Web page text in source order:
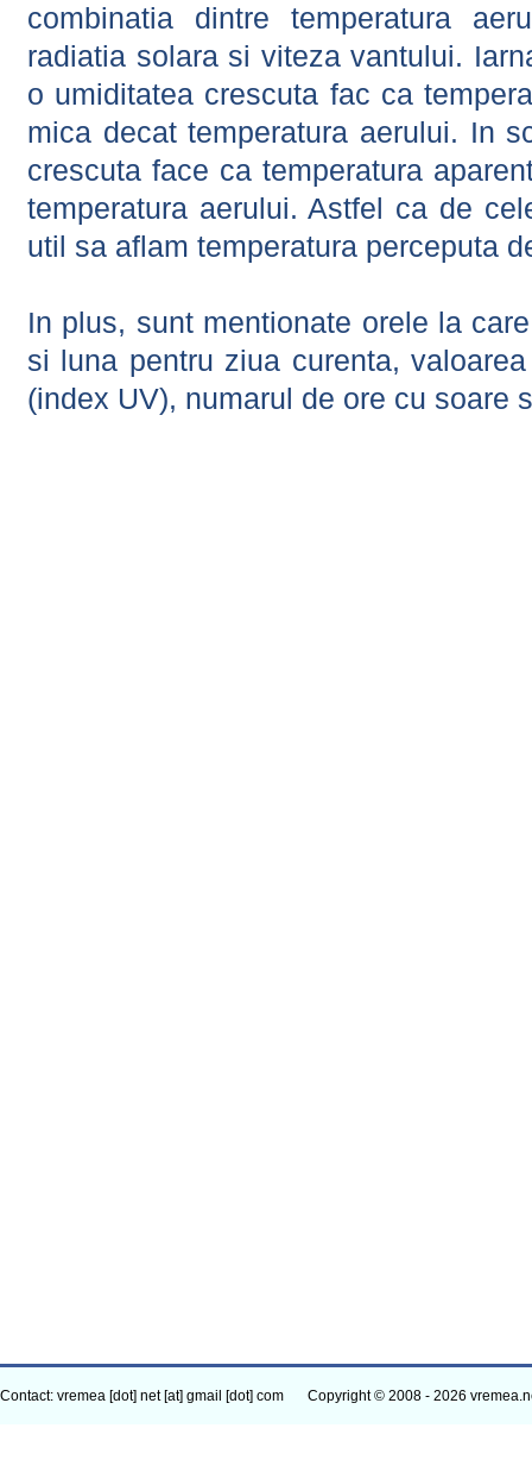
combinatia dintre temperatura
radiatia solara si viteza vantului.
o umiditatea crescuta fac ca
mica decat temperatura aerului. In
crescuta face ca temperatura
temperatura aerului. Astfel ca de
util sa aflam temperatura perceputa
In plus, sunt mentionate orele la
si luna pentru ziua curenta,
(index UV), numarul de ore cu soare
Contact: vremea [dot] net [at] gmail [dot] com Copyright © 2008 - 2026